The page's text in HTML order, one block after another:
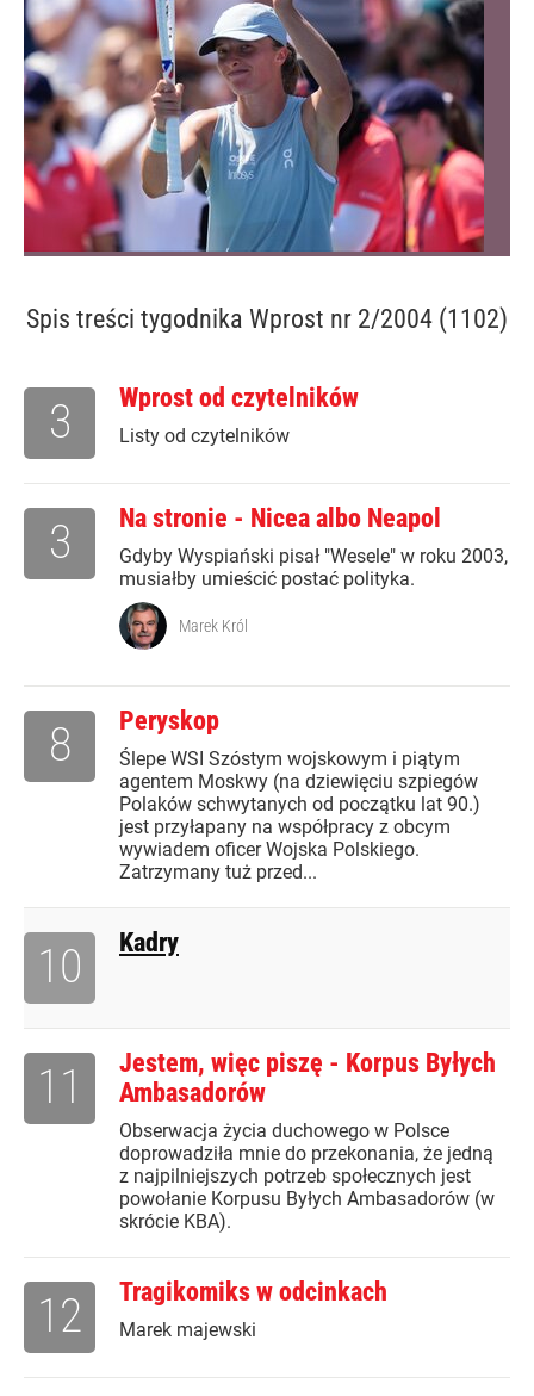
Spis treści tygodnika Wprost nr 2/2004 (1102)
Wprost od czytelników
Listy od czytelników
3
Na stronie - Nicea albo Neapol
Gdyby Wyspiański pisał "Wesele" w roku 2003,
musiałby umieścić postać polityka.
3
Marek Król
Peryskop
Ślepe WSI Szóstym wojskowym i piątym
agentem Moskwy (na dziewięciu szpiegów
Polaków schwytanych od początku lat 90.)
jest przyłapany na współpracy z obcym
wywiadem oficer Wojska Polskiego.
Zatrzymany tuż przed...
8
Kadry
10
Jestem, więc piszę - Korpus Byłych
Ambasadorów
Obserwacja życia duchowego w Polsce
doprowadziła mnie do przekonania, że jedną
z najpilniejszych potrzeb społecznych jest
powołanie Korpusu Byłych Ambasadorów (w
skrócie KBA).
11
Tragikomiks w odcinkach
Marek majewski
12